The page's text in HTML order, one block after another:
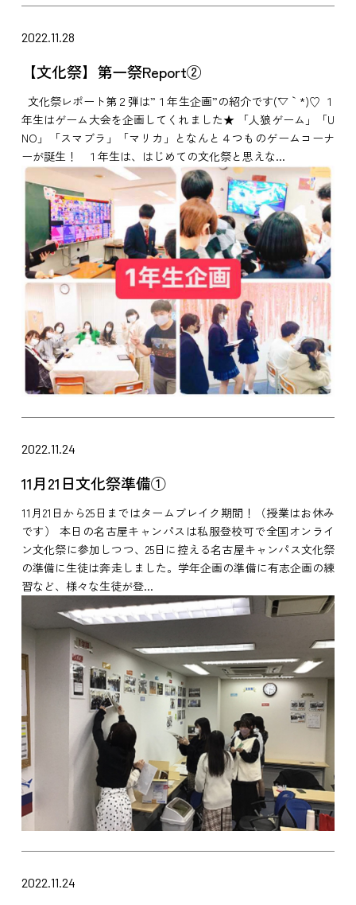
2022.11.28
【文化祭】第一祭Report②
文化祭レポート第２弾は”１年生企画”の紹介です(´▽｀*)♡ １
年生はゲーム大会を企画してくれました★ 「人狼ゲーム」「U
NO」「スマブラ」「マリカ」となんと４つものゲームコーナ
ーが誕生！ １年生は、はじめての文化祭と思えな...
2022.11.24
11月21日文化祭準備①
11月21日から25日まではタームブレイク期間！（授業はお休み
です） 本日の名古屋キャンパスは私服登校可で全国オンライ
ン文化祭に参加しつつ、25日に控える名古屋キャンパス文化祭
の準備に生徒は奔走しました。学年企画の準備に有志企画の練
習など、様々な生徒が登...
2022.11.24